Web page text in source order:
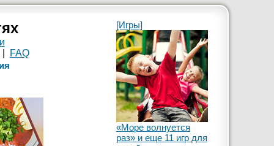
FAQ
[Игры]
«Море волнуется
раз» и еще 11 игр для